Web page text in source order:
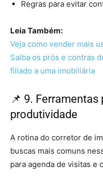
Regras para evitar
Leia Também:
Veja como vender mais
Saiba os prós e contras
filiado a uma imobiliária
📌 9.
produtividade
A rotina do corretor de
buscas mais comuns
para agenda de visitas e